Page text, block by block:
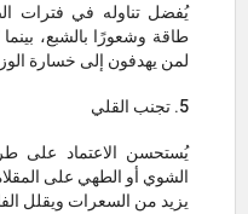
يُفضل تناوله في فترات
طاقة وشعورًا بالشبع،
لمن يهدفون إلى خسارة
5. تجنب القلي
يُستحسن الاعتماد على
الشوي أو الطهي على
يزيد من السعرات ويقلل